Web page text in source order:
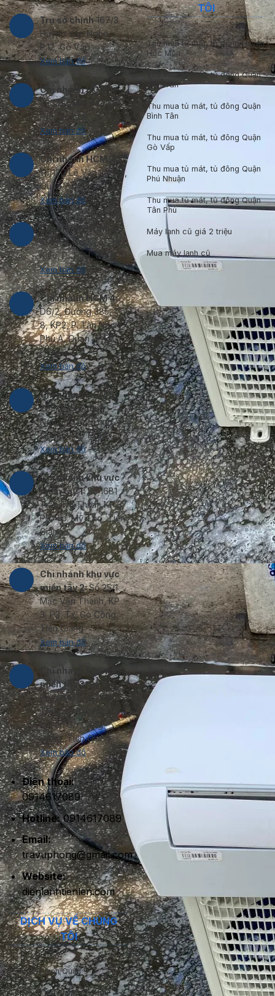
Trụ sở chính167/3
Huỳnh Văn Nghệ,
P.12, Gò Vấp.
Xem bản đồ
Chi nhánh HCM 1:
S23/6C Mai Hắc Đế,
P15, Quận 8
Xem bản đồ
Chi nhánh HCM 2:
111/12C Lê Văn Lương,
Quận 7
Xem bản đồ
Chi nhánh HCM 3:
49/26A Nguyễn Thị
Kiểu, P. TTH, Quận 12
Xem bản đồ
Chi nhánh HCM 4:
D6/2, Đường 385, Tổ
8, KP2, P. Tân Nhơn
Phú A, Quận 9, TP
HCM.
Xem bản đồ
Chi nhánh HCM 5:
289/12/6 Đường
Nguyễn Duy Trinh,
Quận 2, TP HCM.
Xem bản đồ
Chi nhánh khu vực
miền tây 1:Số 16B1
Trần Thị Thơm, KP 3,
P9, Tp. Mỹ Tho, Tiền
Giang
Xem bản đồ
Chi nhánh khu vực
miền tây 2:Số 25/1
Mạc Văn Thành, KP
3, P3, Tx. Gò Công,
Tiền Giang
Xem bản đồ
Chi nhánh khu vực
miền tây 3:Số 184
Huyện lộ 5, ấp Kinh
Trên, xã Bình Ân,
huyện Gò Công
Đông, Tiền Giang
Xem bản đồ
Điện thoại:
0914617089
Hotline:0914617089
Email:
travuphong@gmail.com
Website:
dienlanhtienlen.com
TÔI
Thu mua tủ mát, tủ đông Huyện
Hóc Môn
Thu mua tủ mát, tủ đông Quận
Bình Tân
Thu mua tủ mát, tủ đông Quận
Bình Tân
Thu mua tủ mát, tủ đông Quận
Gò Vấp
Thu mua tủ mát, tủ đông Quận
Phú Nhuận
Thu mua tủ mát, tủ đông Quận
Tân Phú
Máy lạnh cũ giá 2 triệu
Mua máy lạnh cũ
DỊCH VỤ VỀ CHÚNG
TÔI
Sửa máy lạnh Quận 9
Thu mua máy lạnh Cà Mau